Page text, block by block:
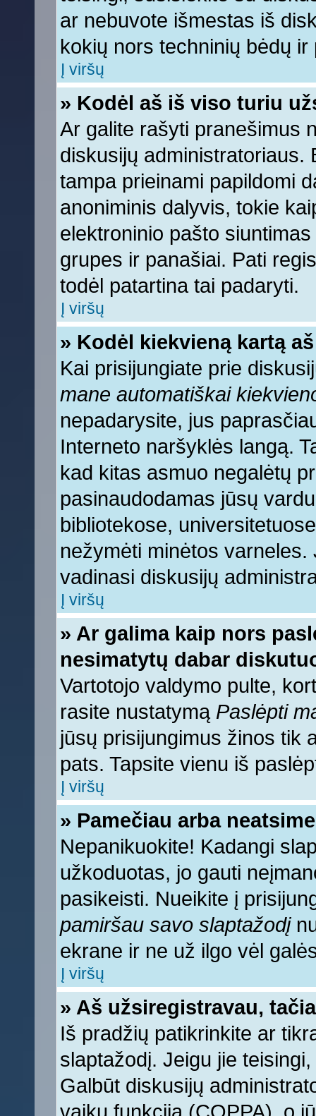
ar nebuvote išmestas iš
kokių nors techninių bėdų
Į viršų
» Kodėl aš iš viso turiu
Ar galite rašyti pranešimus
diskusijų administratoriaus.
tampa prieinami papildomi
anoniminis dalyvis, tokie
elektroninio pašto
grupes ir panašiai. Pati
todėl patartina tai padaryti.
Į viršų
» Kodėl kiekvieną kartą
Kai prisijungiate prie
mane automatiškai
nepadarysite, jus
Interneto naršyklės langą.
kad kitas asmuo negalėtų
pasinaudodamas jūsų
bibliotekose,
nežymėti minėtos
vadinasi diskusijų
Į viršų
» Ar galima kaip nors
nesimatytų dabar
Vartotojo valdymo pulte,
rasite nustatymą Paslėpti
jūsų prisijungimus žinos tik
pats. Tapsite vienu iš
Į viršų
» Pamečiau arba
Nepanikuokite! Kadangi
užkoduotas, jo gauti
pasikeisti. Nueikite į
pamiršau savo slaptažodį
ekrane ir ne už ilgo vėl
Į viršų
» Aš užsiregistravau,
Iš pradžių patikrinkite ar
slaptažodį. Jeigu jie
Galbūt diskusijų